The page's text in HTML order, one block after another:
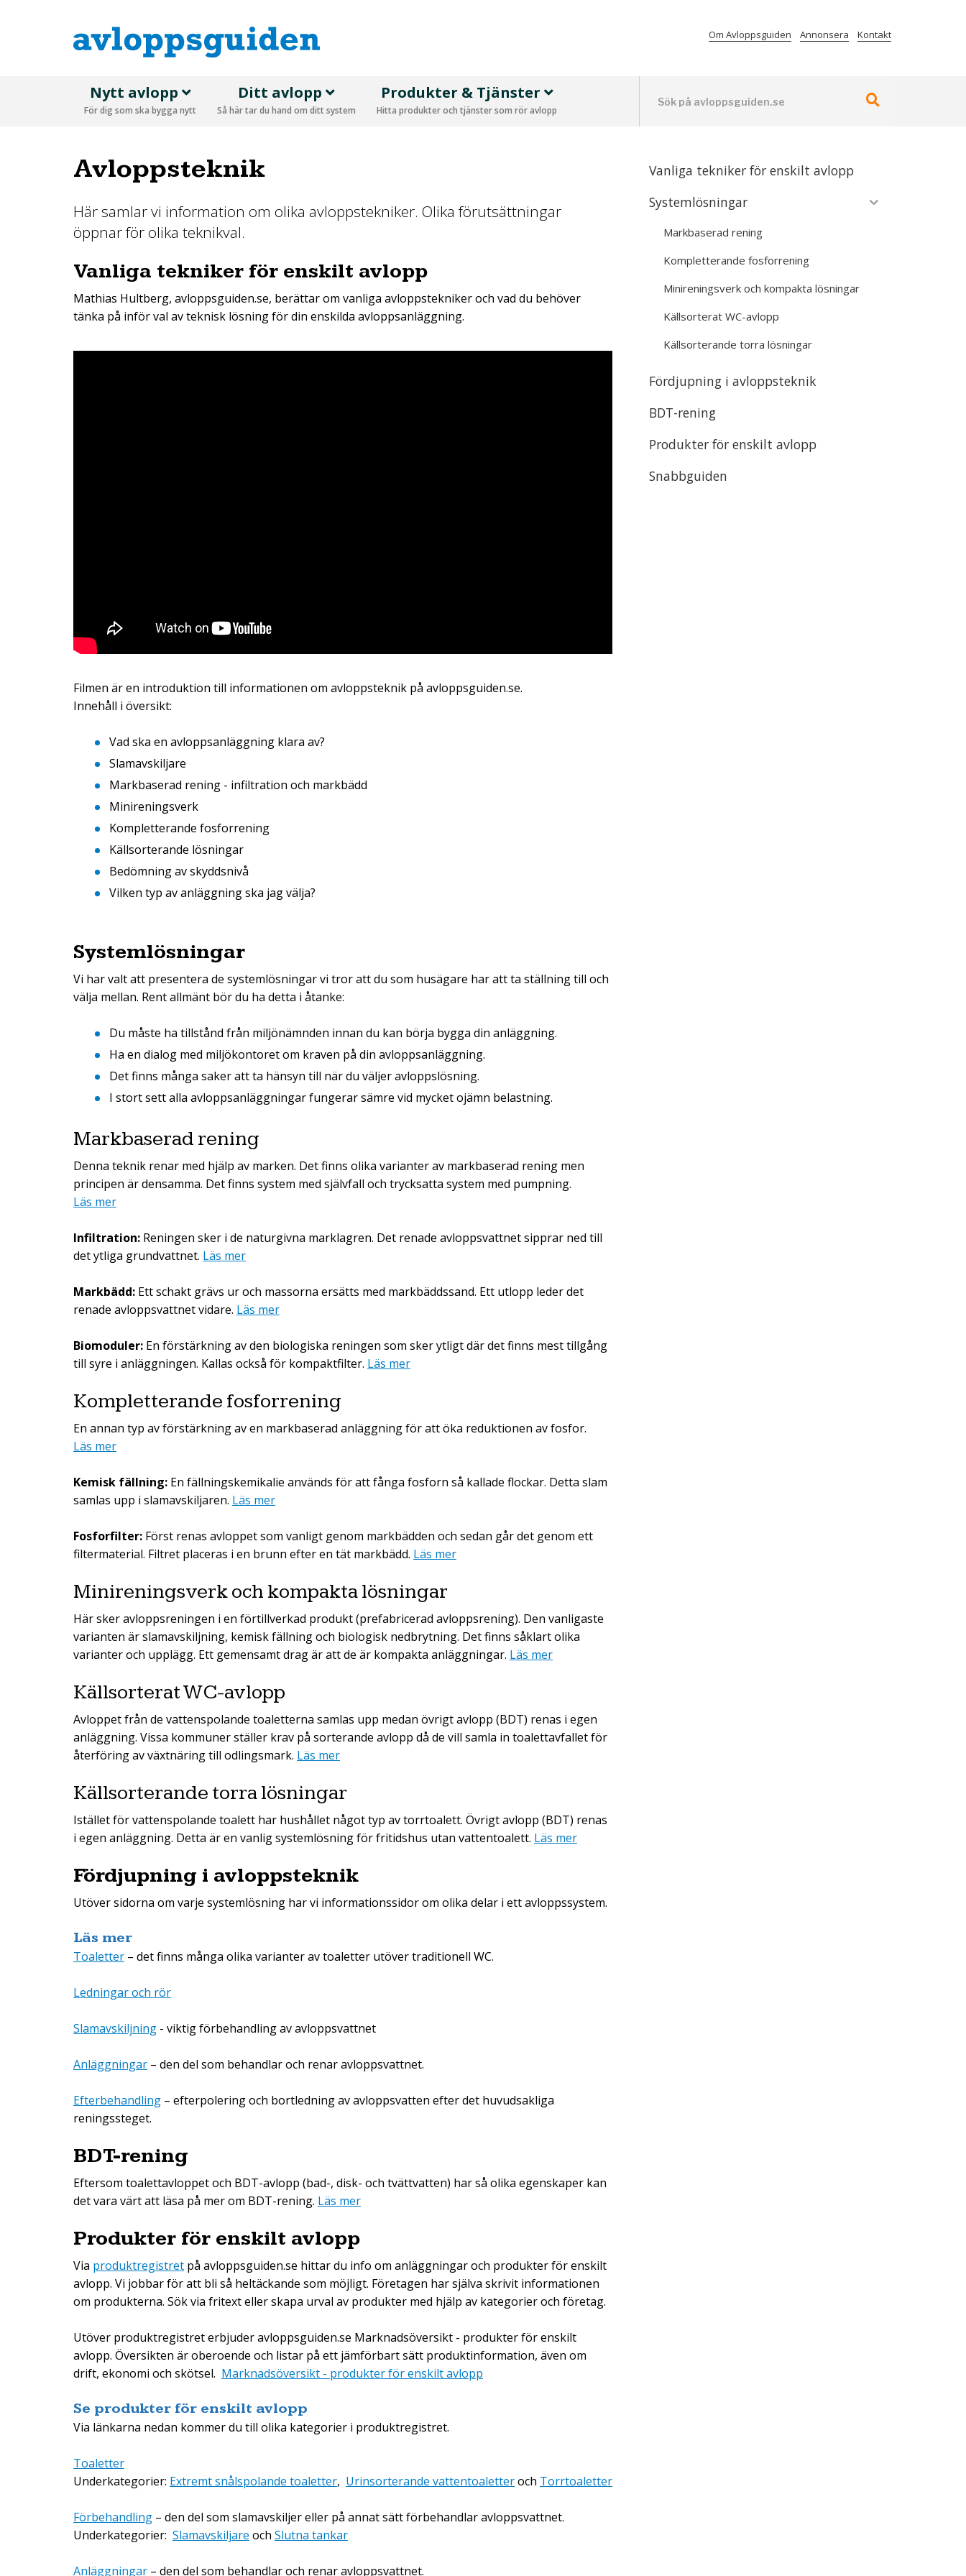
Om Avloppsguiden Annonsera Kontakt
Nytt avlopp
För dig som ska bygga nytt
Ditt avlopp
Så här tar du hand om ditt system
Produkter & Tjänster
Hitta produkter och tjänster som rör avlopp
Vanliga tekniker för enskilt avlopp
Systemlösningar
Markbaserad rening
Kompletterande fosforrening
Minireningsverk och kompakta lösningar
Källsorterat WC-avlopp
Källsorterande torra lösningar
Fördjupning i avloppsteknik
BDT-rening
Produkter för enskilt avlopp
Snabbguiden
Avloppsteknik
Här samlar vi information om olika avloppstekniker. Olika förutsättningar
öppnar för olika teknikval.
Vanliga tekniker för enskilt avlopp
Mathias Hultberg, avloppsguiden.se, berättar om vanliga avloppstekniker och vad du behöver
tänka på inför val av teknisk lösning för din enskilda avloppsanläggning.
Filmen är en introduktion till informationen om avloppsteknik på avloppsguiden.se.
Innehåll i översikt:
Vad ska en avloppsanläggning klara av?
Slamavskiljare
Markbaserad rening - infiltration och markbädd
Minireningsverk
Kompletterande fosforrening
Källsorterande lösningar
Bedömning av skyddsnivå
Vilken typ av anläggning ska jag välja?
Systemlösningar
Vi har valt att presentera de systemlösningar vi tror att du som husägare har att ta ställning till och
välja mellan. Rent allmänt bör du ha detta i åtanke:
Du måste ha tillstånd från miljönämnden innan du kan börja bygga din anläggning.
Ha en dialog med miljökontoret om kraven på din avloppsanläggning.
Det finns många saker att ta hänsyn till när du väljer avloppslösning.
I stort sett alla avloppsanläggningar fungerar sämre vid mycket ojämn belastning.
Markbaserad rening
Denna teknik renar med hjälp av marken. Det finns olika varianter av markbaserad rening men
principen är densamma. Det finns system med självfall och trycksatta system med pumpning.
Läs mer
Infiltration: Reningen sker i de naturgivna marklagren. Det renade avloppsvattnet sipprar ned till
det ytliga grundvattnet. Läs mer
Markbädd: Ett schakt grävs ur och massorna ersätts med markbäddssand. Ett utlopp leder det
renade avloppsvattnet vidare. Läs mer
Biomoduler: En förstärkning av den biologiska reningen som sker ytligt där det finns mest tillgång
till syre i anläggningen. Kallas också för kompaktfilter. Läs mer
Kompletterande fosforrening
En annan typ av förstärkning av en markbaserad anläggning för att öka reduktionen av fosfor.
Läs mer
Kemisk fällning: En fällningskemikalie används för att fånga fosforn så kallade flockar. Detta slam
samlas upp i slamavskiljaren. Läs mer
Fosforfilter: Först renas avloppet som vanligt genom markbädden och sedan går det genom ett
filtermaterial. Filtret placeras i en brunn efter en tät markbädd. Läs mer
Minireningsverk och kompakta lösningar
Här sker avloppsreningen i en förtillverkad produkt (prefabricerad avloppsrening). Den vanligaste
varianten är slamavskiljning, kemisk fällning och biologisk nedbrytning. Det finns såklart olika
varianter och upplägg. Ett gemensamt drag är att de är kompakta anläggningar. Läs mer
Källsorterat WC-avlopp
Avloppet från de vattenspolande toaletterna samlas upp medan övrigt avlopp (BDT) renas i egen
anläggning. Vissa kommuner ställer krav på sorterande avlopp då de vill samla in toalettavfallet för
återföring av växtnäring till odlingsmark. Läs mer
Källsorterande torra lösningar
Istället för vattenspolande toalett har hushållet något typ av torrtoalett. Övrigt avlopp (BDT) renas
i egen anläggning. Detta är en vanlig systemlösning för fritidshus utan vattentoalett. Läs mer
Fördjupning i avloppsteknik
Utöver sidorna om varje systemlösning har vi informationssidor om olika delar i ett avloppssystem.
Läs mer
Toaletter – det finns många olika varianter av toaletter utöver traditionell WC.
Ledningar och rör
Slamavskiljning - viktig förbehandling av avloppsvattnet
Anläggningar – den del som behandlar och renar avloppsvattnet.
Efterbehandling – efterpolering och bortledning av avloppsvatten efter det huvudsakliga
reningssteget.
BDT-rening
Eftersom toalettavloppet och BDT-avlopp (bad-, disk- och tvättvatten) har så olika egenskaper kan
det vara värt att läsa på mer om BDT-rening. Läs mer
Produkter för enskilt avlopp
Via produktregistret på avloppsguiden.se hittar du info om anläggningar och produkter för enskilt
avlopp. Vi jobbar för att bli så heltäckande som möjligt. Företagen har själva skrivit informationen
om produkterna. Sök via fritext eller skapa urval av produkter med hjälp av kategorier och företag.
Utöver produktregistret erbjuder avloppsguiden.se Marknadsöversikt - produkter för enskilt
avlopp. Översikten är oberoende och listar på ett jämförbart sätt produktinformation, även om
drift, ekonomi och skötsel. Marknadsöversikt - produkter för enskilt avlopp
Se produkter för enskilt avlopp
Via länkarna nedan kommer du till olika kategorier i produktregistret.
Toaletter
Underkategorier: Extremt snålspolande toaletter, Urinsorterande vattentoaletteroch Torrtoaletter
Förbehandling – den del som slamavskiljer eller på annat sätt förbehandlar avloppsvattnet.
Underkategorier: Slamavskiljare och Slutna tankar
Anläggningar – den del som behandlar och renar avloppsvattnet.